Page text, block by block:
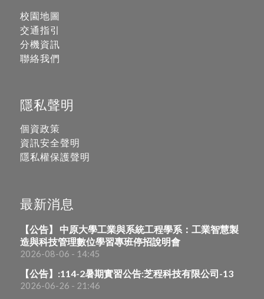
校園地圖
交通指引
分機資訊
聯絡我們
隱私聲明
個資政策
資訊安全聲明
隱私權保護聲明
最新消息
【公告】 中原大學工業與系統工程學系：工業智慧製
造與科技管理數位學習專班停招說明會
2026-08-06 - 14:45
【公告】:114-2暑期實習公告:芝程科技有限公司-13
2026-06-26 - 21:46